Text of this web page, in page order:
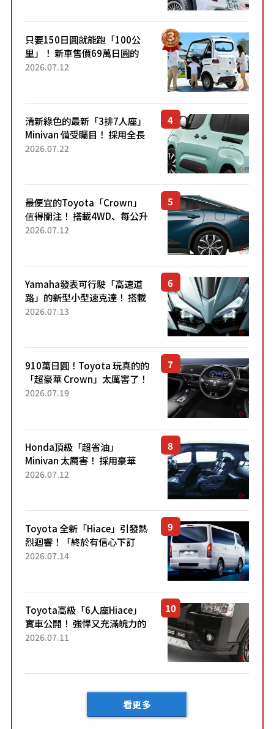
只要150日圓就能跑「100公
里」！ 新車售價69萬日圓的
「3人座」Trike大受歡迎！ 順
2026.07.12
清新綠色的最新「3排7人座」
Minivan 備受矚目！ 採用全長
4.7公尺剛剛好的車身尺寸與
2026.07.22
最便宜的Toyota「Crown」
值得關注！ 搭載4WD、每公升
22.4公里低油耗表現超亮眼！
2026.07.12
Yamaha發表可行駛「高速道
路」的新型小型速克達！ 搭載
能享受超強勁「渦輪感」的動
2026.07.13
910萬日圓！Toyota 玩真的的
「超豪華 Crown」太厲害了！
採用由「匠人技藝」打造的
2026.07.19
Honda頂級「超省油」
Minivan 太厲害！ 採用豪華
「真皮座椅」與專屬「黑色內
「三...
2026.07.12
Toyota 全新「Hiace」引發熱
烈迴響！「終於有信心下訂
了！」「哪個等級交車最
車？...
2026.07.14
Toyota高級「6人座Hiace」
實車公開！ 強悍又充滿魄力的
「全黑設計」搭配特別「豪華
2026.07.11
看更多